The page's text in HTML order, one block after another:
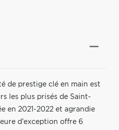
de prestige clé en main est
les plus prisés de Saint-
en 2021-2022 et agrandie
d'exception offre 6